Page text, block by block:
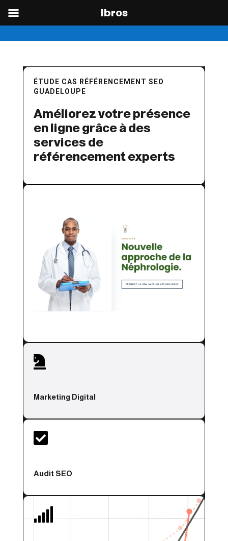
ÉTUDE CAS RÉFÉRENCEMENT SEO
GUADELOUPE
Améliorez votre présence
en ligne grâce à des
services de
référencement experts

Marketing Digital

Audit SEO

Ibros